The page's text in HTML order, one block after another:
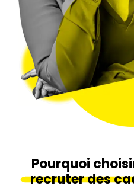
Pourquoi
recruter des